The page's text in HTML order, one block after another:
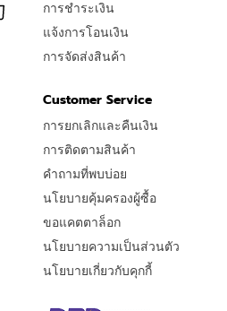
การชำระเงิน
แจ้งการโอนเงิน
การจัดส่งสินค้า
Customer Service
การยกเลิกและคืนเงิน
การติดตามสินค้า
คำถามที่พบบ่อย
นโยบายคุ้มครองผู้ซื้อ
ขอแคตตาล็อก
นโยบายความเป็นส่วนตัว
นโยบายเกี่ยวกับคุกกี้